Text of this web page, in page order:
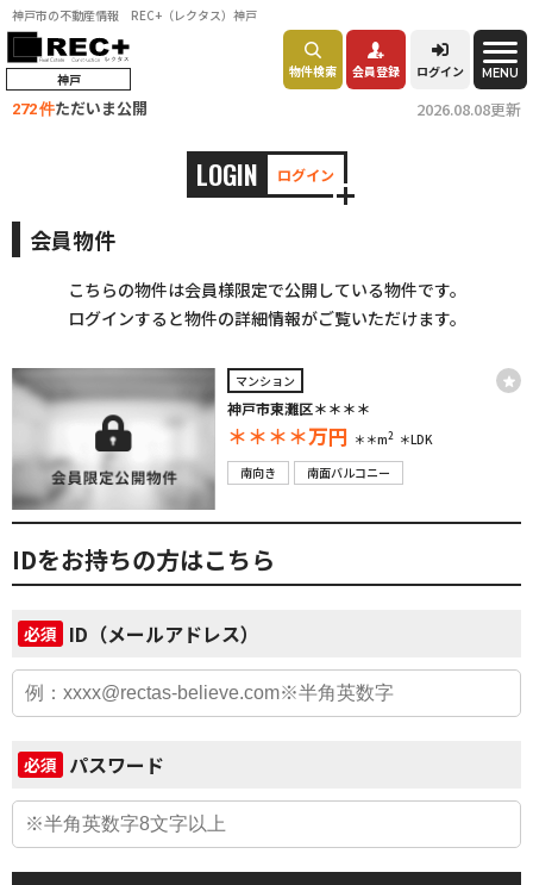
神戸市の不動産情報 REC+（レクタス）神戸
神戸 物件検索 会員登録 ログイン MENU
272 件ただいま公開 2026.08.08更新
LOGIN ログイン
会員物件
こちらの物件は会員様限定で公開している物件です。
ログインすると物件の詳細情報がご覧いただけます。
マンション
神戸市東灘区＊＊＊＊
＊＊＊＊万円 ＊＊m2 ＊LDK
南向き
南面バルコニー
IDをお持ちの方はこちら
必須 ID（メールアドレス）
必須 パスワード